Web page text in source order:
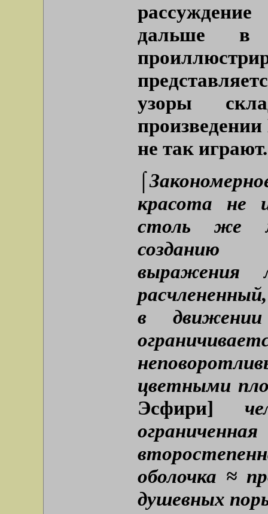
дальше в
узоры
не так
красота не
столь же
созданию
выражения
в движении
цветными
Эсфири]
оболочка ≈
душевных